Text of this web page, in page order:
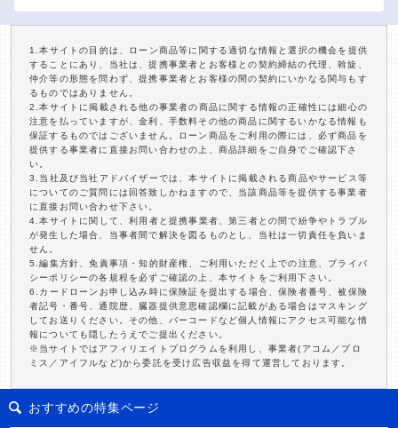
1.本サイトの目的は、ローン商品等に関する適切な情報と選択の機会を提供
することにあり、当社は、提携事業者とお客様との契約締結の代理、斡旋、
仲介等の形態を問わず、提携事業者とお客様の間の契約にいかなる関与もす
るものではありません。
2.本サイトに掲載される他の事業者の商品に関する情報の正確性には細心の
注意を払っていますが、金利、手数料その他の商品に関するいかなる情報も
保証するものではございません。ローン商品をご利用の際には、必ず商品を
提供する事業者に直接お問い合わせの上、商品詳細をご自身でご確認下さ
い。
3.当社及び当社アドバイザーでは、本サイトに掲載される商品やサービス等
についてのご質問には回答致しかねますので、当該商品等を提供する事業者
に直接お問い合わせ下さい。
4.本サイトに関して、利用者と提携事業者、第三者との間で紛争やトラブル
が発生した場合、当事者間で解決を図るものとし、当社は一切責任を負いま
せん。
5.編集方針、免責事項・知的財産権、ご利用いただく上での注意、プライバ
シーポリシーの各規程を必ずご確認の上、本サイトをご利用下さい。
6.カードローンお申し込み時に保険証を提出する場合、保険者番号、被保険
者記号・番号、通院歴、臓器提供意思確認欄に記載がある場合はマスキング
してお送りください。その他、バーコードなど個人情報にアクセス可能な情
報についても隠したうえでご提出ください。
※当サイトではアフィリエイトプログラムを利用し、事業者(アコム／プロ
ミス／アイフルなど)から委託を受け広告収益を得て運営しております。
おすすめの特集ページ